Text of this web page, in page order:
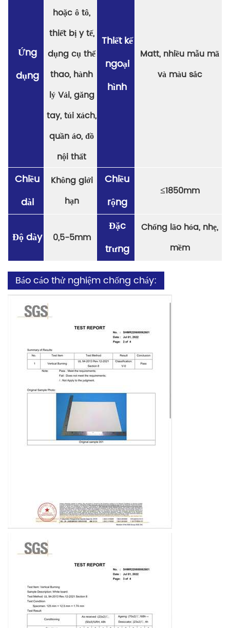
Ứng
dụng
hoặc ô tô,
thiết bị y tế,
dụng cụ thể
thao, hành
lý Vải, găng
tay, túi xách,
quần áo, đồ
nội thất
Thiết kế
ngoại
hình
Matt, nhiều mẫu mã
và màu sắc
Chiều
dài
Không giới
hạn
Chiều
rộng
≤1850mm
Độ dày 0,5-5mm
Đặc
trưng
Chống lão hóa, nhẹ,
mềm
Báo cáo thử nghiệm chống cháy: